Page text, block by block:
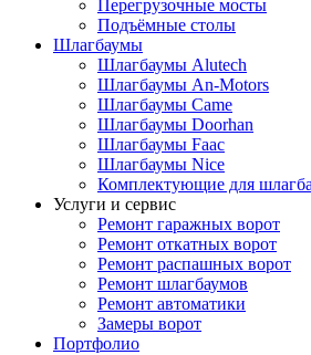
Перегрузочные мосты
Подъёмные столы
Шлагбаумы
Шлагбаумы Alutech
Шлагбаумы An-Motors
Шлагбаумы Came
Шлагбаумы Doorhan
Шлагбаумы Faac
Шлагбаумы Nice
Комплектующие для
Услуги и сервис
Ремонт гаражных ворот
Ремонт откатных ворот
Ремонт распашных ворот
Ремонт шлагбаумов
Ремонт автоматики
Замеры ворот
Портфолио